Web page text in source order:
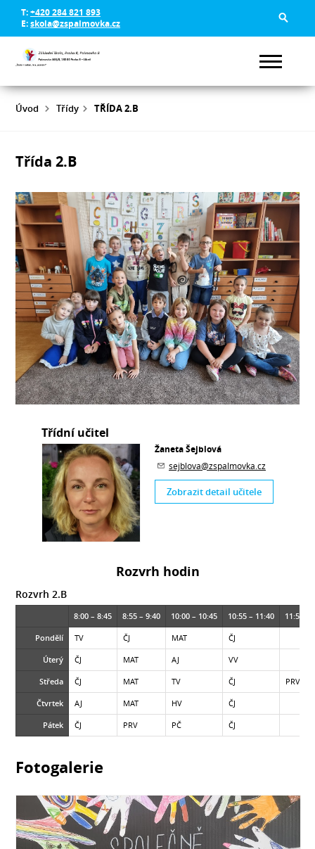
T:+420 284 821 893
E:skola@zspalmovka.cz
Úvod Třídy TŘÍDA 2.B
Třída 2.B
Třídní učitel
Žaneta Šejblová
sejblova@zspalmovka.cz
Zobrazit detail učitele
Rozvrh hodin
Rozvrh 2.B
8:00 – 8:45 8:55 – 9:40 10:00 – 10:45 10:55 – 11:40 11:50 –
Pondělí TV ČJ MAT ČJ
Úterý ČJ MAT AJ VV
Středa ČJ MAT TV ČJ PRV
Čtvrtek AJ MAT HV ČJ
Pátek ČJ PRV PČ ČJ
Fotogalerie